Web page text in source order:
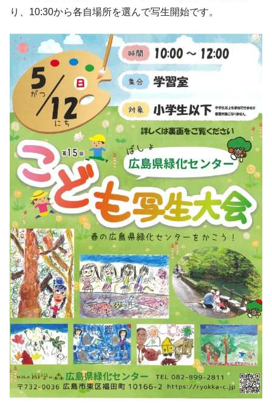
り、10:30から各自場所を選んで写生開始です。